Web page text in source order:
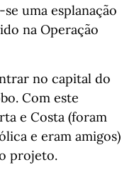
uma esplanação
na Operação
no capital do
Com este
e Costa (foram
e eram amigos)
projeto.